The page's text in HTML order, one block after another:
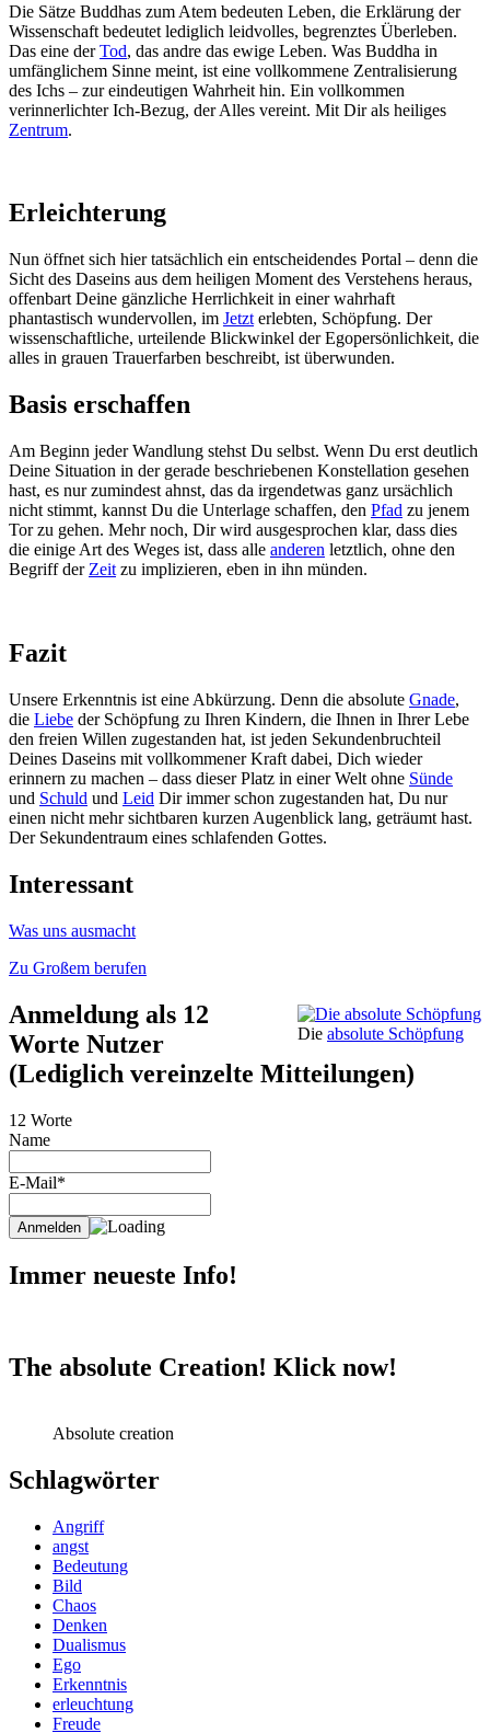
Die Sätze Buddhas zum Atem bedeuten Leben, die Erklärung der
Wissenschaft bedeutet lediglich leidvolles, begrenztes Überleben.
Das eine derTod, das andre das ewige Leben. Was Buddha in
umfänglichem Sinne meint, ist eine vollkommene Zentralisierung
des Ichs – zur eindeutigen Wahrheit hin. Ein vollkommen
verinnerlichter Ich-Bezug, der Alles vereint. Mit Dir als heiliges
Zentrum.
Erleichterung
Nun öffnet sich hier tatsächlich ein entscheidendes Portal – denn die
Sicht des Daseins aus dem heiligen Moment des Verstehens heraus,
offenbart Deine gänzliche Herrlichkeit in einer wahrhaft
phantastisch wundervollen, im Jetzt erlebten, Schöpfung. Der
wissenschaftliche, urteilende Blickwinkel der Egopersönlichkeit, die
alles in grauen Trauerfarben beschreibt, ist überwunden.
Basis erschaffen
Am Beginn jeder Wandlung stehst Du selbst. Wenn Du erst deutlich
Deine Situation in der gerade beschriebenen Konstellation gesehen
hast, es nur zumindest ahnst, das da irgendetwas ganz ursächlich
nicht stimmt, kannst Du die Unterlage schaffen, den Pfad zu jenem
Tor zu gehen. Mehr noch, Dir wird ausgesprochen klar, dass dies
die einige Art des Weges ist, dass alle anderen letztlich, ohne den
Begriff der Zeit zu implizieren, eben in ihn münden.
Fazit
Unsere Erkenntnis ist eine Abkürzung. Denn die absolute Gnade,
die Liebe der Schöpfung zu Ihren Kindern, die Ihnen in Ihrer Lebe
den freien Willen zugestanden hat, ist jeden Sekundenbruchteil
Deines Daseins mit vollkommener Kraft dabei, Dich wieder
erinnern zu machen – dass dieser Platz in einer Welt ohne Sünde
und Schuld und Leid Dir immer schon zugestanden hat, Du nur
einen nicht mehr sichtbaren kurzen Augenblick lang, geträumt hast.
Der Sekundentraum eines schlafenden Gottes.
Interessant
Was uns ausmacht
Zu Großem berufen
Die absolute Schöpfung
Anmeldung als 12
Worte Nutzer
(Lediglich vereinzelte Mitteilungen)
12 Worte
Name
E-Mail*
Immer neueste Info!
The absolute Creation! Klick now!
Absolute creation
Schlagwörter
Angriff
angst
Bedeutung
Bild
Chaos
Denken
Dualismus
Ego
Erkenntnis
erleuchtung
Freude